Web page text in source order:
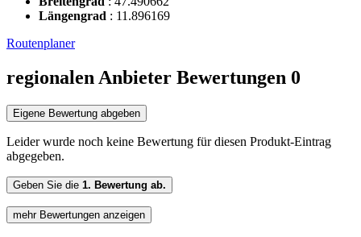
Längengrad : 11.896169
Routenplaner
regionalen Anbieter Bewertungen 0
Eigene Bewertung abgeben
Leider wurde noch keine Bewertung für diesen Produkt-Eintrag
abgegeben.
Geben Sie die 1. Bewertung ab.
mehr Bewertungen anzeigen